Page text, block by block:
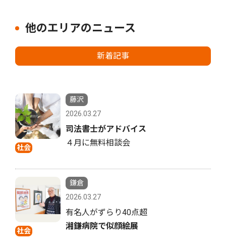
他のエリアのニュース
新着記事
社会
藤沢
2026.03.27
司法書士がアドバイス
４月に無料相談会
社会
鎌倉
2026.03.27
有名人がずらり40点超
湘鎌病院で似顔絵展